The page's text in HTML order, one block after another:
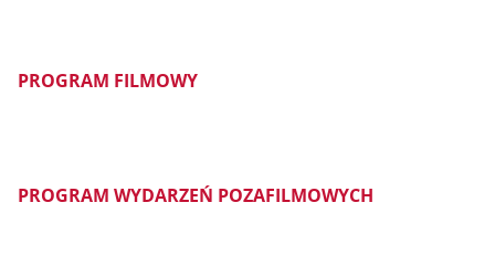
PROGRAM FILMOWY
PROGRAM WYDARZEŃ POZAFILMOWYCH